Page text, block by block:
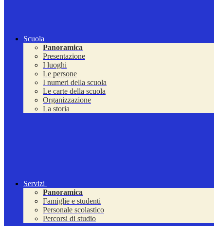
Scuola
Panoramica
Presentazione
I luoghi
Le persone
I numeri della scuola
Le carte della scuola
Organizzazione
La storia
Servizi
Panoramica
Famiglie e studenti
Personale scolastico
Percorsi di studio